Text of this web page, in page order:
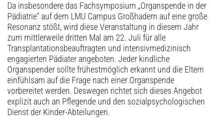
Da insbesondere das Fachsymposium „Organspende in der
Pädiatrie“ auf dem LMU Campus Großhadern auf eine große
Resonanz stößt, wird diese Veranstaltung in diesem Jahr
zum mittlerweile dritten Mal am 22. Juli für alle
Transplantationsbeauftragten und intensivmedizinisch
engagierten Pädiater angeboten. Jeder kindliche
Organspender sollte frühestmöglich erkannt und die Eltern
einfühlsam auf die Frage nach einer Organspende
vorbereitet werden. Deswegen richtet sich dieses Angebot
explizit auch an Pflegende und den sozialpsychologischen
Dienst der Kinder-Abteilungen.